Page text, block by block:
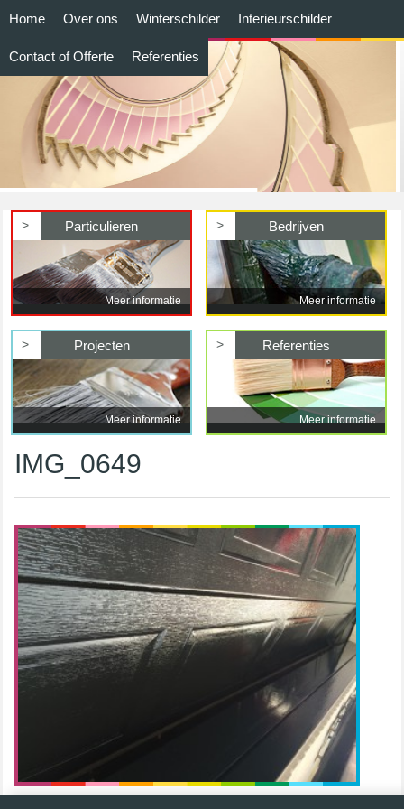
Home Over ons Winterschilder Interieurschilder
Contact of Offerte Referenties
> Particulieren
Meer informatie
> Bedrijven
Meer informatie
> Projecten
Meer informatie
> Referenties
Meer informatie
IMG_0649